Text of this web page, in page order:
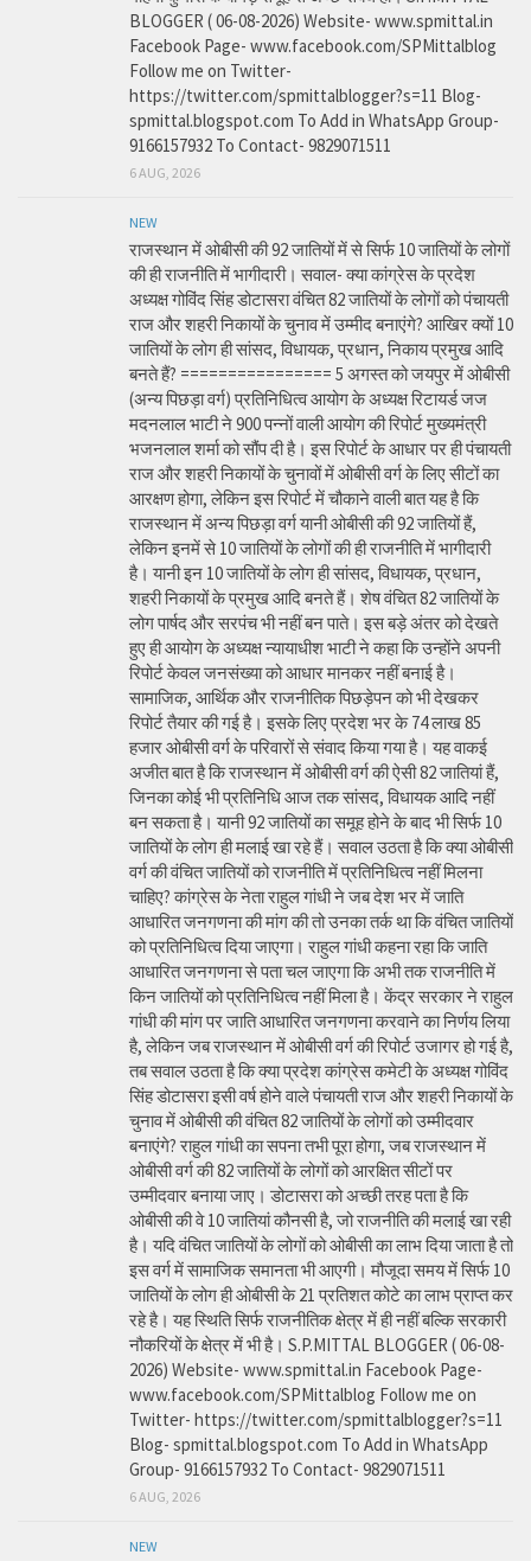
BLOGGER ( 06-08-2026) Website- www.spmittal.in
Facebook Page- www.facebook.com/SPMittalblog
Follow me on Twitter-
https://twitter.com/spmittalblogger?s=11 Blog-
spmittal.blogspot.com To Add in WhatsApp Group-
9166157932 To Contact- 9829071511
6 AUG, 2026
NEW
राजस्थान में ओबीसी की 92 जातियों में से सिर्फ 10 जातियों के लोगों
की ही राजनीति में भागीदारी। सवाल- क्या कांग्रेस के प्रदेश
अध्यक्ष गोविंद सिंह डोटासरा वंचित 82 जातियों के लोगों को पंचायती
राज और शहरी निकायों के चुनाव में उम्मीद बनाएंगे? आखिर क्यों 10
जातियों के लोग ही सांसद, विधायक, प्रधान, निकाय प्रमुख आदि
बनते हैं? ================ 5 अगस्त को जयपुर में ओबीसी
(अन्य पिछड़ा वर्ग) प्रतिनिधित्व आयोग के अध्यक्ष रिटायर्ड जज
मदनलाल भाटी ने 900 पन्नों वाली आयोग की रिपोर्ट मुख्यमंत्री
भजनलाल शर्मा को सौंप दी है। इस रिपोर्ट के आधार पर ही पंचायती
राज और शहरी निकायों के चुनावों में ओबीसी वर्ग के लिए सीटों का
आरक्षण होगा, लेकिन इस रिपोर्ट में चौकाने वाली बात यह है कि
राजस्थान में अन्य पिछड़ा वर्ग यानी ओबीसी की 92 जातियों हैं,
लेकिन इनमें से 10 जातियों के लोगों की ही राजनीति में भागीदारी
है। यानी इन 10 जातियों के लोग ही सांसद, विधायक, प्रधान,
शहरी निकायों के प्रमुख आदि बनते हैं। शेष वंचित 82 जातियों के
लोग पार्षद और सरपंच भी नहीं बन पाते। इस बड़े अंतर को देखते
हुए ही आयोग के अध्यक्ष न्यायाधीश भाटी ने कहा कि उन्होंने अपनी
रिपोर्ट केवल जनसंख्या को आधार मानकर नहीं बनाई है।
सामाजिक, आर्थिक और राजनीतिक पिछड़ेपन को भी देखकर
रिपोर्ट तैयार की गई है। इसके लिए प्रदेश भर के 74 लाख 85
हजार ओबीसी वर्ग के परिवारों से संवाद किया गया है। यह वाकई
अजीत बात है कि राजस्थान में ओबीसी वर्ग की ऐसी 82 जातियां हैं,
जिनका कोई भी प्रतिनिधि आज तक सांसद, विधायक आदि नहीं
बन सकता है। यानी 92 जातियों का समूह होने के बाद भी सिर्फ 10
जातियों के लोग ही मलाई खा रहे हैं। सवाल उठता है कि क्या ओबीसी
वर्ग की वंचित जातियों को राजनीति में प्रतिनिधित्व नहीं मिलना
चाहिए? कांग्रेस के नेता राहुल गांधी ने जब देश भर में जाति
आधारित जनगणना की मांग की तो उनका तर्क था कि वंचित जातियों
को प्रतिनिधित्व दिया जाएगा। राहुल गांधी कहना रहा कि जाति
आधारित जनगणना से पता चल जाएगा कि अभी तक राजनीति में
किन जातियों को प्रतिनिधित्व नहीं मिला है। केंद्र सरकार ने राहुल
गांधी की मांग पर जाति आधारित जनगणना करवाने का निर्णय लिया
है, लेकिन जब राजस्थान में ओबीसी वर्ग की रिपोर्ट उजागर हो गई है,
तब सवाल उठता है कि क्या प्रदेश कांग्रेस कमेटी के अध्यक्ष गोविंद
सिंह डोटासरा इसी वर्ष होने वाले पंचायती राज और शहरी निकायों के
चुनाव में ओबीसी की वंचित 82 जातियों के लोगों को उम्मीदवार
बनाएंगे? राहुल गांधी का सपना तभी पूरा होगा, जब राजस्थान में
ओबीसी वर्ग की 82 जातियों के लोगों को आरक्षित सीटों पर
उम्मीदवार बनाया जाए। डोटासरा को अच्छी तरह पता है कि
ओबीसी की वे 10 जातियां कौनसी है, जो राजनीति की मलाई खा रही
है। यदि वंचित जातियों के लोगों को ओबीसी का लाभ दिया जाता है तो
इस वर्ग में सामाजिक समानता भी आएगी। मौजूदा समय में सिर्फ 10
जातियों के लोग ही ओबीसी के 21 प्रतिशत कोटे का लाभ प्राप्त कर
रहे है। यह स्थिति सिर्फ राजनीतिक क्षेत्र में ही नहीं बल्कि सरकारी
नौकरियों के क्षेत्र में भी है। S.P.MITTAL BLOGGER ( 06-08-
2026) Website- www.spmittal.in Facebook Page-
www.facebook.com/SPMittalblog Follow me on
Twitter- https://twitter.com/spmittalblogger?s=11
Blog- spmittal.blogspot.com To Add in WhatsApp
Group- 9166157932 To Contact- 9829071511
6 AUG, 2026
NEW